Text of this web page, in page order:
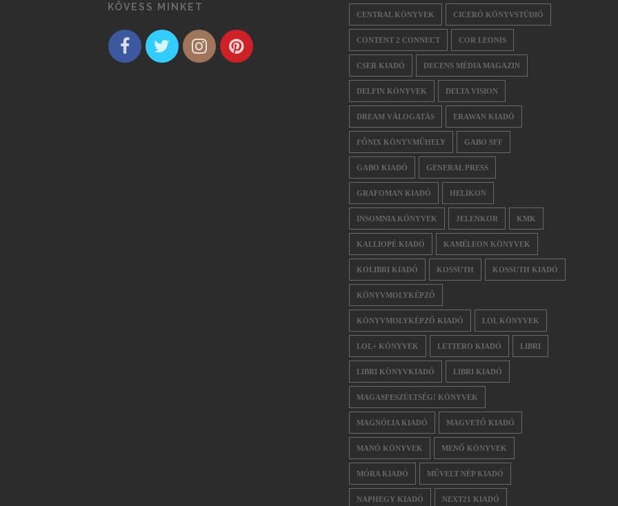
KÖVESS MINKET
CENTRAL KÖNYVEK CICERÓ KÖNYVSTÚDIÓ
CONTENT 2 CONNECT COR LEONIS
CSER KIADÓ DECENS MÉDIA MAGAZIN
DELFIN KÖNYVEK DELTA VISION
DREAM VÁLOGATÁS ERAWAN KIADÓ
FŐNIX KÖNYVMŰHELY GABO SFF
GABO KIADÓ GENERAL PRESS
GRAFOMAN KIADÓ HELIKON
INSOMNIA KÖNYVEK JELENKOR KMK
KALLIOPÉ KIADÓ KAMÉLEON KÖNYVEK
KOLIBRI KIADÓ KOSSUTH KOSSUTH KIADÓ
KÖNYVMOLYKÉPZŐ
KÖNYVMOLYKÉPZŐ KIADÓ LOL KÖNYVEK
LOL+ KÖNYVEK LETTERO KIADÓ LIBRI
LIBRI KÖNYVKIADÓ LIBRI KIADÓ
MAGASFESZÜLTSÉG! KÖNYVEK
MAGNÓLIA KIADÓ MAGVETŐ KIADÓ
MANÓ KÖNYVEK MENŐ KÖNYVEK
MÓRA KIADÓ MŰVELT NÉP KIADÓ
NAPHEGY KIADÓ NEXT21 KIADÓ